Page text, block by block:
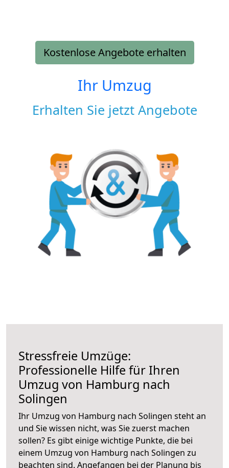
Kostenlose Angebote erhalten
Ihr Umzug
Erhalten Sie jetzt Angebote
Stressfreie Umzüge:
Professionelle Hilfe für Ihren
Umzug von Hamburg nach
Solingen
Ihr Umzug von Hamburg nach Solingen steht an
und Sie wissen nicht, was Sie zuerst machen
sollen? Es gibt einige wichtige Punkte, die bei
einem Umzug von Hamburg nach Solingen zu
beachten sind. Angefangen bei der Planung bis